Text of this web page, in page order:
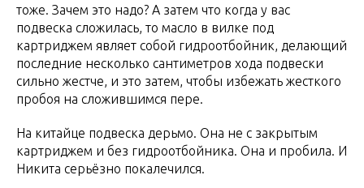
тоже. Зачем это надо? А затем что когда у вас
подвеска сложилась, то масло в вилке под
картриджем являет собой гидроотбойник, делающий
последние несколько сантиметров хода подвески
сильно жестче, и это затем, чтобы избежать жесткого
пробоя на сложившимся пере.
На китайце подвеска дерьмо. Она не с закрытым
картриджем и без гидроотбойника. Она и пробила. И
Никита серьёзно покалечился.